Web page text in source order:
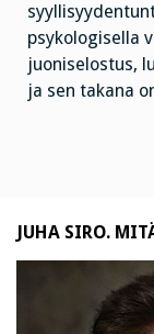
psykologisella
juoniselostus,
ja sen takana
JUHA SIRO.